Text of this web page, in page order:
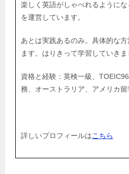
楽しく英語がしゃべれるように
を運営しています。
あとは実践あるのみ。具体的な
ます。はりきって学習していきま
資格と経験：英検一級、
務、オーストラリア、アメリカ留
詳しいプロフィールはこちら